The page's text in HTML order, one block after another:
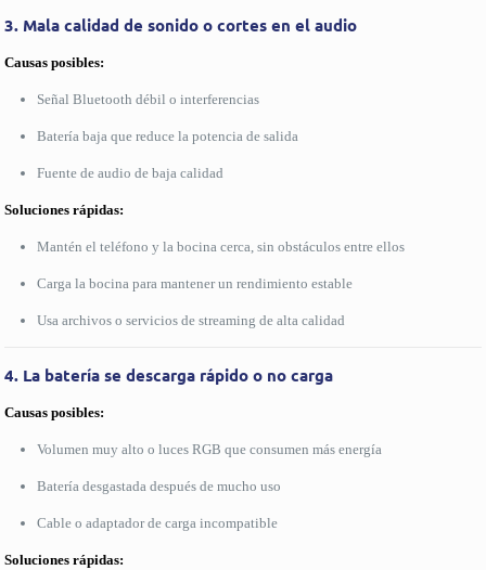
3. Mala calidad de sonido o cortes en el audio
Causas posibles:
Señal Bluetooth débil o interferencias
Batería baja que reduce la potencia de salida
Fuente de audio de baja calidad
Soluciones rápidas:
Mantén el teléfono y la bocina cerca, sin obstáculos entre ellos
Carga la bocina para mantener un rendimiento estable
Usa archivos o servicios de streaming de alta calidad
4. La batería se descarga rápido o no carga
Causas posibles:
Volumen muy alto o luces RGB que consumen más energía
Batería desgastada después de mucho uso
Cable o adaptador de carga incompatible
Soluciones rápidas: